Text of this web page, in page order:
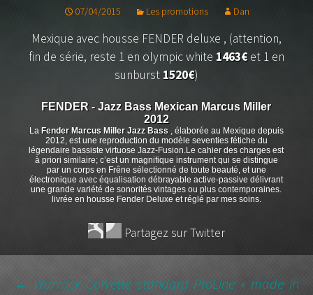
07/04/2015 Les promotions Dan
Mexique avec housse FENDER deluxe , (attention,
fin de série, reste 1 en olympic white 1463€et 1 en
sunburst 1520€)
FENDER - Jazz Bass Mexican Marcus Miller
2012
La Fender Marcus Miller Jazz Bass
, élaborée au Mexique depuis
2012, est une reproduction du modèle seventies fétiche du
légendaire bassiste virtuose Jazz-Fusion.Le cahier des charges est
à priori similaire; c’est un magnifique instrument qui se distingue
par un corps en Frêne sélectionné de toute beauté, et une
électronique avec équalisation débrayable active-passive délivrant
une grande variété de sonorités vintages ou plus contemporaines.
livrée en housse Fender Deluxe et réglé par mes soins.
Partagez sur Twitter
← Warwick Corvette standard ProLine « made in